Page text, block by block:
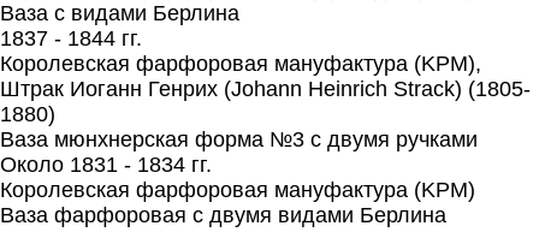
Ваза с видами Берлина
1837 - 1844 гг.
Королевская фарфоровая мануфактура (KPM),
Штрак Иоганн Генрих (Johann Heinrich Strack) (1805-
1880)
Ваза мюнхнерская форма №3 с двумя ручками
Около 1831 - 1834 гг.
Королевская фарфоровая мануфактура (KPM)
Ваза фарфоровая с двумя видами Берлина